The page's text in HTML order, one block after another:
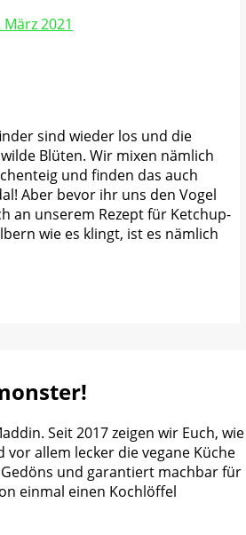
März 2021
sind wieder los und die
Blüten. Wir mixen nämlich
und finden das auch
Aber bevor ihr uns den Vogel
an unserem Rezept für Ketchup-
wie es klingt, ist es nämlich
Seit 2017 zeigen wir Euch, wie
vor allem lecker die vegane Küche
und garantiert machbar für
einmal einen Kochlöffel